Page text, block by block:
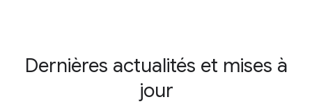
Dernières actualités et mises à
jour